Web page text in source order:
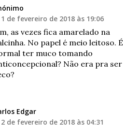
1 de fevereiro de 2018 às 19:06
as vezes fica amarelado na
No papel é meio leitoso. É
ter muco tomando
Não era pra ser
Edgar
2 de fevereiro de 2018 às 04:31